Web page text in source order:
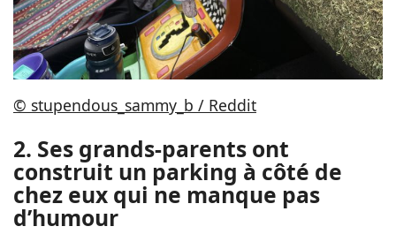
© stupendous_sammy_b / Reddit
2. Ses grands-parents ont
construit un parking à côté de
chez eux qui ne manque pas
d’humour